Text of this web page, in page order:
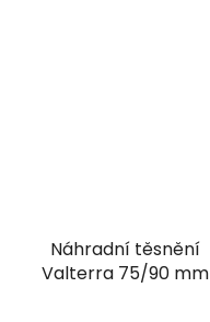
Náhradní těsnění
Valterra 75/90 mm